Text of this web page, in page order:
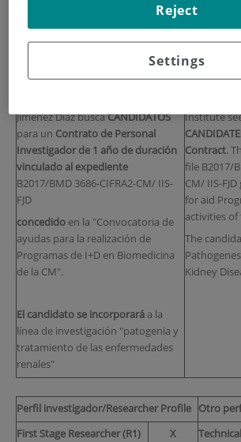
CIFRA2-CM /
Descripción de la oferta
Offer
Hipertensión del Instituto de
Jiménez Díaz buscaCANDIDATOS
para un Contrato de Personal
Investigadorde 1 año de duración
vinculado al expediente
B2017/BMD 3686-CIFRA2-CM/ IIS-
FJD
concedido en la "Convocatoria de
ayudas para la realización de
Programas de I+D en Biomedicina
de la CM".
El candidato se incorporará a la
línea de investigación "patogenia y
tratamiento de las enfermedades
renales"
group of
Institute
Contract.
file B2017/
CM/ IIS-
for aid
activities of
The
Kidney
Perfil investigador/Researcher Profile Otro
First Stage Researcher (R1)
X
Technical
Settings
Reject